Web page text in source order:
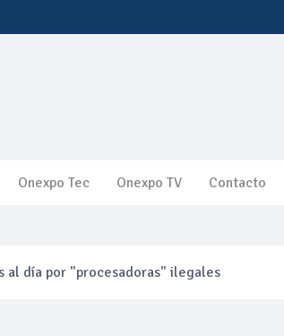
Onexpo Tec Onexpo TV Contacto
al día por "procesadoras" ilegales